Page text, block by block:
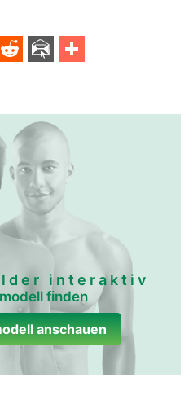
interaktiv
finden
anschauen